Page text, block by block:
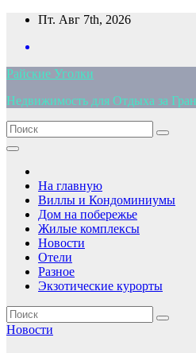
Перейти
содержимому
Пт. Авг 7th, 2026
Райские Уголки
Недвижимость для Отдыха за
На главную
Виллы и Кондоминиумы
Дом на побережье
Жилые комплексы
Новости
Отели
Разное
Экзотические курорты
Новости